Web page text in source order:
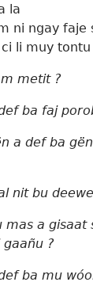
la
ni ngay faje
li muy
metit ?
ba faj
a def ba
nit bu
mas a gisaat
?
ba mu